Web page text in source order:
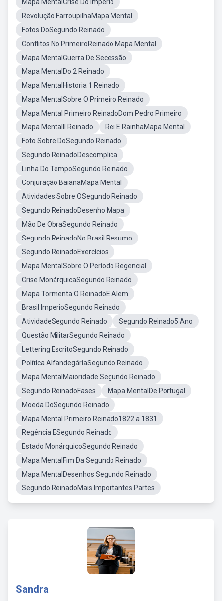
Mapa MentalCrise Do Império
Revolução FarroupilhaMapa Mental
Fotos DoSegundo Reinado
Conflitos No PrimeiroReinado Mapa Mental
Mapa MentalGuerra De Secessão
Mapa MentalDo 2 Reinado
Mapa MentalHistoria 1 Reinado
Mapa MentalSobre O Primeiro Reinado
Mapa Mental Primeiro ReinadoDom Pedro Primeiro
Mapa MentalII Reinado
Rei E RainhaMapa Mental
Foto Sobre DoSegundo Reinado
Segundo ReinadoDescomplica
Linha Do TempoSegundo Reinado
Conjuração BaianaMapa Mental
Atividades Sobre OSegundo Reinado
Segundo ReinadoDesenho Mapa
Mão De ObraSegundo Reinado
Segundo ReinadoNo Brasil Resumo
Segundo ReinadoExercícios
Mapa MentalSobre O Período Regencial
Crise MonárquicaSegundo Reinado
Mapa Tormenta O ReinadoE Alem
Brasil ImperioSegundo Reinado
AtividadeSegundo Reinado
Segundo Reinado5 Ano
Questão MilitarSegundo Reinado
Lettering EscritoSegundo Reinado
Política AlfandegáriaSegundo Reinado
Mapa MentalMaioridade Segundo Reinado
Segundo ReinadoFases
Mapa MentalDe Portugal
Moeda DoSegundo Reinado
Mapa Mental Primeiro Reinado1822 a 1831
Regência ESegundo Reinado
Estado MonárquicoSegundo Reinado
Mapa MentalFim Da Segundo Reinado
Mapa MentalDesenhos Segundo Reinado
Segundo ReinadoMais Importantes Partes
Sandra